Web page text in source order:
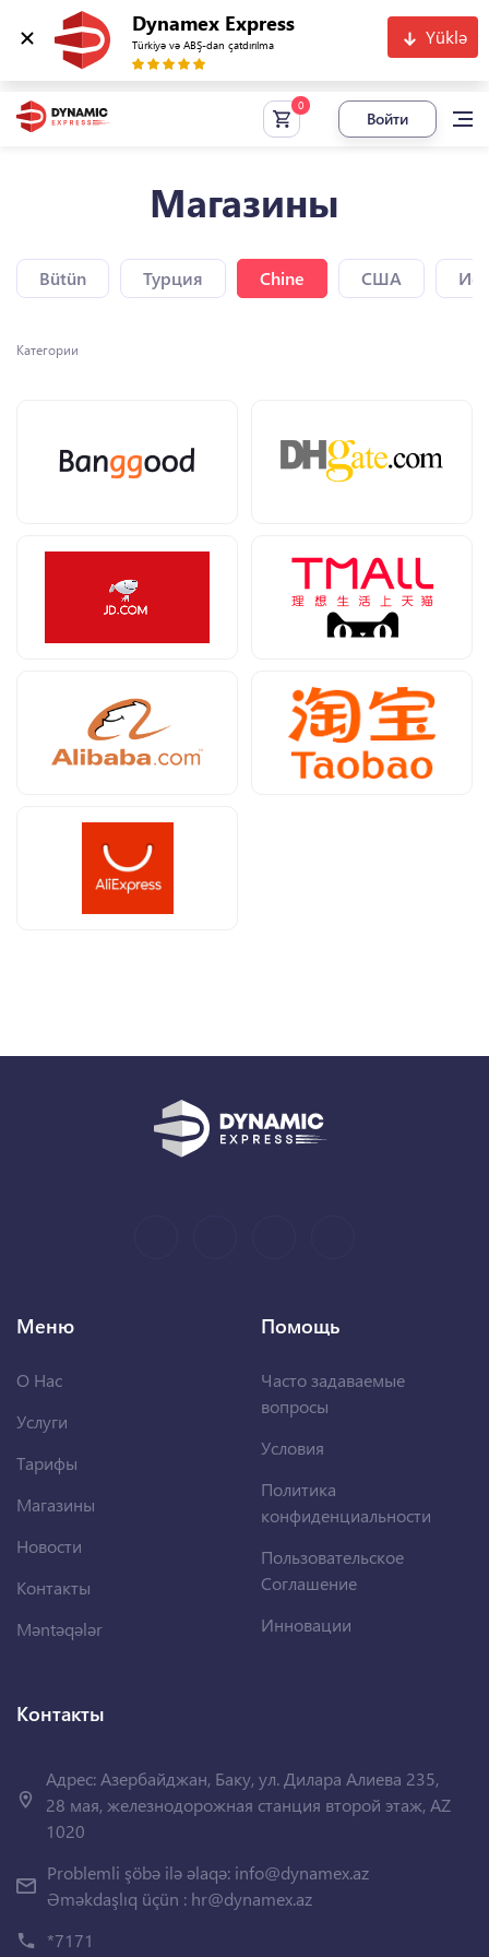
Dynamex Express
Türkiyə və ABŞ-dan çatdırılma Yüklə
Войти
Магазины
Bütün Турция Chine США
Категории
Меню
О Нас
Услуги
Тарифы
Магазины
Новости
Контакты
Məntəqələr
Помощь
Часто задаваемые
вопросы
Условия
Политика
конфиденциальности
Пользовательское
Соглашение
Инновации
Контакты
Адрес: Азербайджан, Баку, ул. Дилара Алиева 235,
28 мая, железнодорожная станция второй этаж, AZ
1020
Problemli şöbə ilə əlaqə: info@dynamex.az
Əməkdaşlıq üçün : hr@dynamex.az
*7171